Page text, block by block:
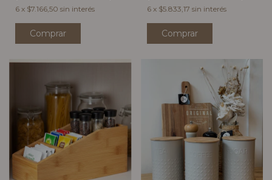
6 x $7.166,50 sin interés
Comprar
6 x $5.833,17 sin interés
Comprar